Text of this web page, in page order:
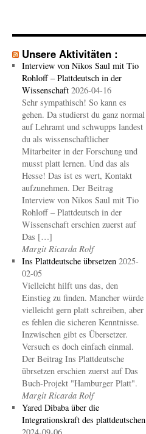
Unsere Aktivitäten :
Interview von Nikos Saul mit Tio
Rohloff – Plattdeutsch in der
Wissenschaft 2026-04-16
Sehr sympathisch! So kann es
gehen. Da studierst du ganz normal
auf Lehramt und schwupps landest
du als wissenschaftlicher
Mitarbeiter in der Forschung und
musst platt lernen. Und das als
Hesse! Das ist es wert, Kontakt
aufzunehmen. Der Beitrag
Interview von Nikos Saul mit Tio
Rohloff – Plattdeutsch in der
Wissenschaft erschien zuerst auf
Das […]
Margit Ricarda Rolf
Ins Plattdeutsche übrsetzen 2025-
02-05
Vielleicht hilft uns das, den
Einstieg zu finden. Mancher würde
vielleicht gern platt schreiben, aber
es fehlen die sicheren Kenntnisse.
Inzwischen gibt es Übersetzer.
Versuch es doch einfach einmal.
Der Beitrag Ins Plattdeutsche
übrsetzen erschien zuerst auf Das
Buch-Projekt "Hamburger Platt".
Margit Ricarda Rolf
Yared Dibaba über die
Integrationskraft des plattdeutschen